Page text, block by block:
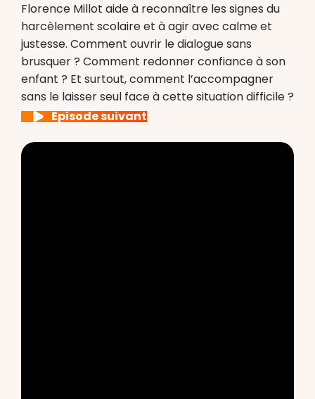
Florence Millot aide à reconnaître les signes du
harcèlement scolaire et à agir avec calme et
justesse. Comment ouvrir le dialogue sans
brusquer ? Comment redonner confiance à son
enfant ? Et surtout, comment l’accompagner
sans le laisser seul face à cette situation difficile ?
Episode suivant